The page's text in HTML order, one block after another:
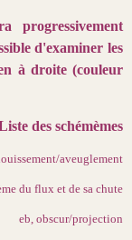
progressivement
d'examiner les
à droite (couleur
des schémèmes
aveuglement
du flux et de sa chute
eb, obscur/projection